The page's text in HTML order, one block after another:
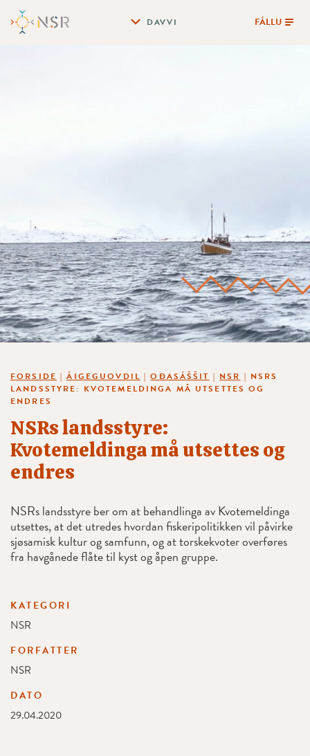
DAVVI FÁLLU
FORSIDE |ÁIGEGUOVDIL |OĐASÁŠŠIT | NSR | NSRS
LANDSSTYRE: KVOTEMELDINGA MÅ UTSETTES OG
ENDRES
NSRs landsstyre:
Kvotemeldinga må utsettes og
endres
NSRs landsstyre ber om at behandlinga av Kvotemeldinga
utsettes, at det utredes hvordan fiskeripolitikken vil påvirke
sjøsamisk kultur og samfunn, og at torskekvoter overføres
fra havgånede flåte til kyst og åpen gruppe.
KATEGORI
NSR
FORFATTER
NSR
DATO
29.04.2020